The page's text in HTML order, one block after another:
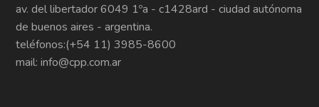
av. del libertador 6049 1ºa - c1428ard - ciudad autónoma
de buenos aires - argentina.
teléfonos:(+54 11) 3985-8600
mail: info@cpp.com.ar